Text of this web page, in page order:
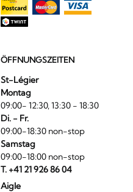
ÖFFNUNGSZEITEN
St-Légier
Montag
09:00- 12:30, 13:30 - 18:30
Di. - Fr.
09:00-18:30 non-stop
Samstag
09:00-18:00 non-stop
T. +41 21 926 86 04
Aigle